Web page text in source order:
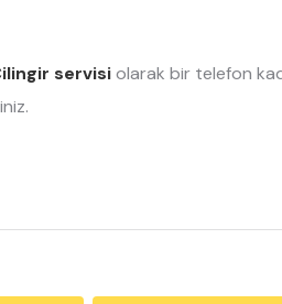
servisiolarak bir telefon